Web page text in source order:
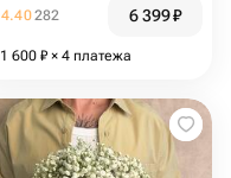
4.40282 6 399₽
1 600 ₽ × 4 платежа